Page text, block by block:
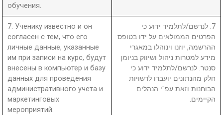
обучения.
7. Ученику известно и он
согласен с тем, что его
личные данные, указанные
им при записи на курс, будут
внесены в компьютер и базу
данных для проведения
административного учета и
маркетинговых
мероприятий.
7. לנרשם/לתלמיד ידוע כי
הפרטים הממולאים על ידו בטופס
ההרשמה, יוזנו וינוהלו במאגרי
מידע למטרות ניהול ושיווק בניומן
סנטר. לנרשם/לתלמיד ידוע כי
חלק מהנתונים יועברו לרשויות
הבוחנות וזאת עפ"י הנהלים
הקיימים.